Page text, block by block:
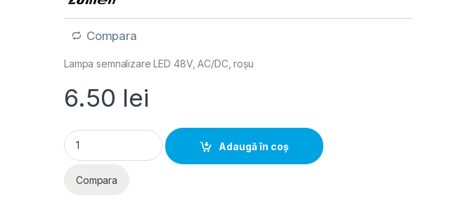
Compara
Lampa semnalizare LED 48V, AC/DC, roșu
6.50 lei
Adeleq- Lampa semnalizare LED 48V, AC/DC, rosu quantity
Adaugă în coș
Compara